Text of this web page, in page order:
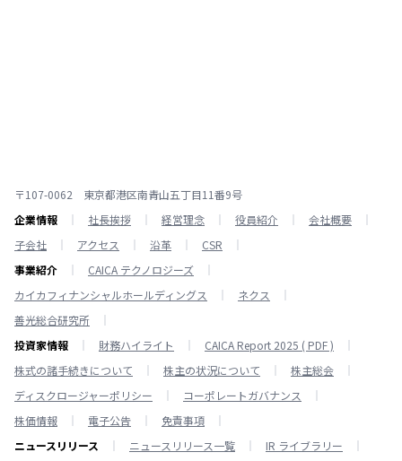
〒107-0062 東京都港区南青山五丁目11番9号
企業情報
社長挨拶 経営理念 役員紹介
会社概要
子会社
アクセス 沿革
CSR
事業紹介
CAICA テクノロジーズ
カイカフィナンシャルホールディングス
ネクス
善光総合研究所
投資家情報
財務ハイライト
CAICA Report 2025 ( PDF )
株式の諸手続きについて
株主の状況について
株主総会
ディスクロージャーポリシー
コーポレートガバナンス
株価情報
電子公告
免責事項
ニュースリリース
ニュースリリース一覧 IR ライブラリー